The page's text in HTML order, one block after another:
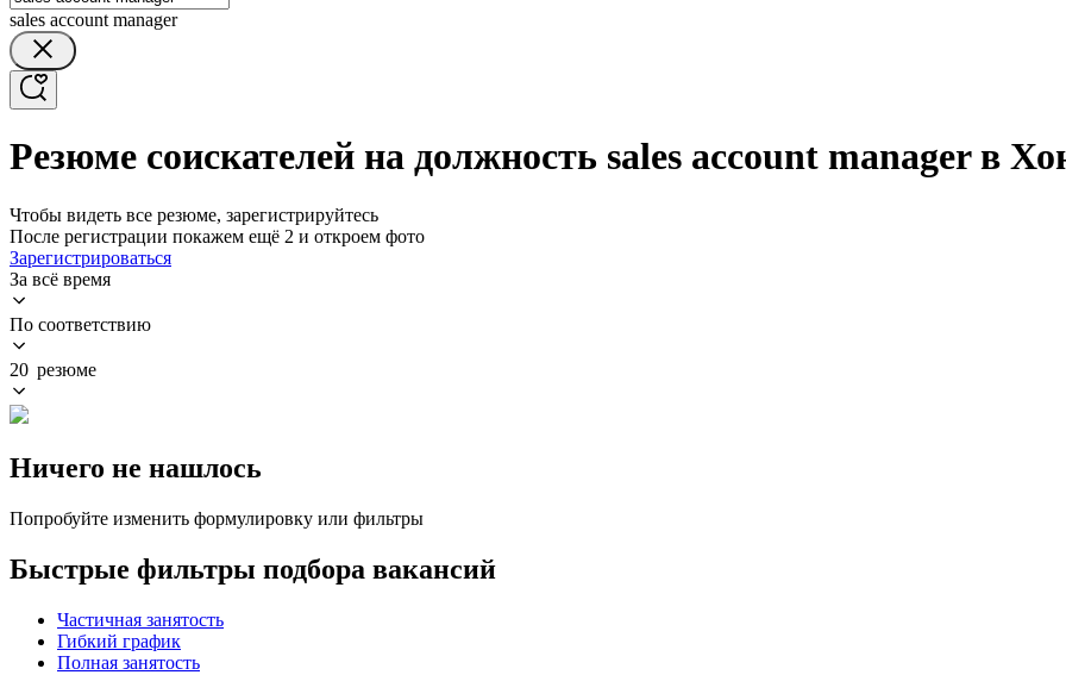
sales account manager
Резюме соискателей на должность sales account manager в
Чтобы видеть все резюме, зарегистрируйтесь
После регистрации покажем ещё 2 и откроем фото
Зарегистрироваться
За всё время
По соответствию
20 резюме
Ничего не нашлось
Попробуйте изменить формулировку или фильтры
Быстрые фильтры подбора вакансий
Частичная занятость
Гибкий график
Полная занятость